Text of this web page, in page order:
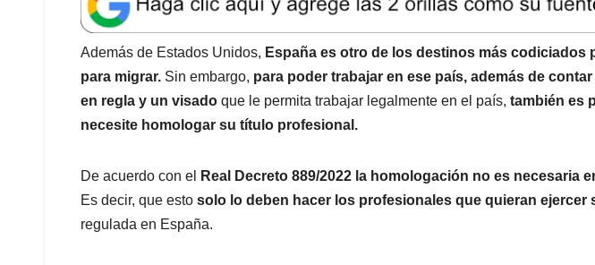
t
s
A
p
p
e
b
o
o
k
k
e
d
I
n
l
e
a
d
s
Además de Estados Unidos, España es otro de los destinos más codiciados
para migrar. Sin embargo, para poder trabajar en ese país, además de
en regla y un visado que le permita trabajar legalmente en el país, también es
necesite homologar su título profesional.
De acuerdo con el
Real Decreto 889/2022 la homologación no es necesaria
Es decir, que esto solo lo deben hacer los profesionales que quieran ejercer
regulada en España.